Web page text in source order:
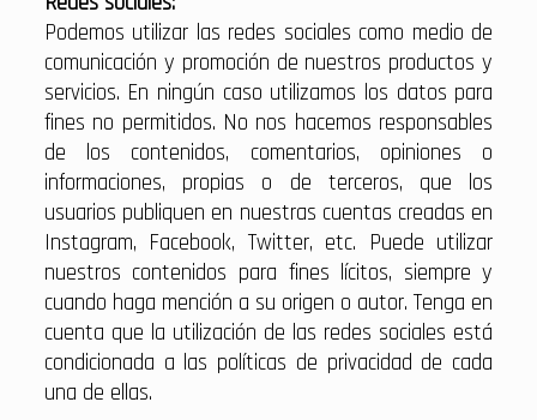
Podemos utilizar las redes sociales como medio de
comunicación y promoción de nuestros productos y
servicios. En ningún caso utilizamos los datos para
fines no permitidos. No nos hacemos responsables
de los contenidos, comentarios, opiniones o
informaciones, propias o de terceros, que los
usuarios publiquen en nuestras cuentas creadas en
Instagram, Facebook, Twitter, etc. Puede utilizar
nuestros contenidos para fines lícitos, siempre y
cuando haga mención a su origen o autor. Tenga en
cuenta que la utilización de las redes sociales está
condicionada a las políticas de privacidad de cada
una de ellas.